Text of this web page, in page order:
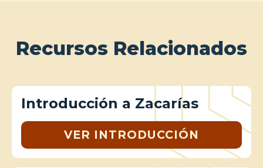
Recursos Relacionados
Introducción a Zacarías
VER INTRODUCCIÓN